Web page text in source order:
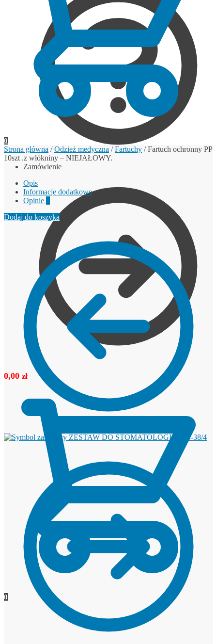
Zamówienie
0,00 zł
0
0
Strona główna /Odzież medyczna /Fartuchy /Fartuch ochronny PP
10szt .z włókniny – NIEJAŁOWY.
Opis
Informacje dodatkowe
Opinie
Dodaj do koszyka
ZESTAW DO STOMATOLOGII ZOS-38/4